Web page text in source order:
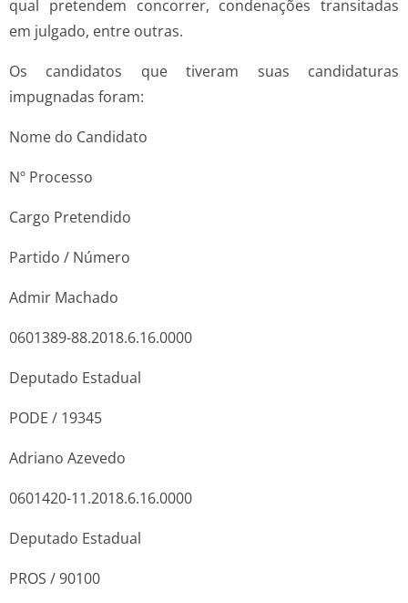
qual pretendem concorrer, condenações transitadas
em julgado, entre outras.
Os candidatos que tiveram suas candidaturas
impugnadas foram:
Nome do Candidato
Nº Processo
Cargo Pretendido
Partido / Número
Admir Machado
0601389-88.2018.6.16.0000
Deputado Estadual
PODE / 19345
Adriano Azevedo
0601420-11.2018.6.16.0000
Deputado Estadual
PROS / 90100